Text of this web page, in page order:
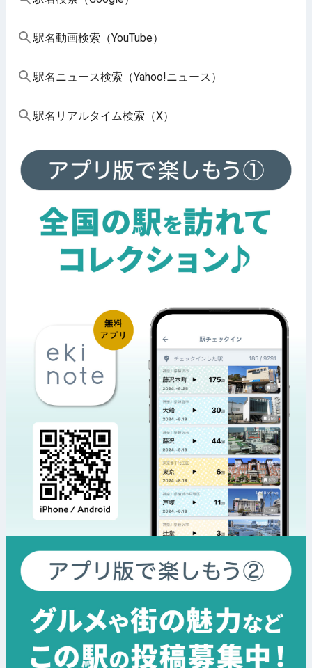
駅名動画検索（YouTube）
駅名ニュース検索（Yahoo!ニュース）
駅名リアルタイム検索（X）